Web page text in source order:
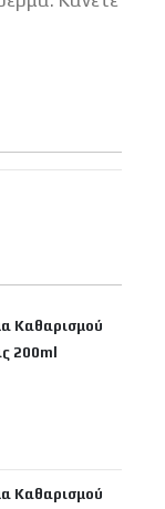
Καθαρισμού
200ml
Καθαρισμού